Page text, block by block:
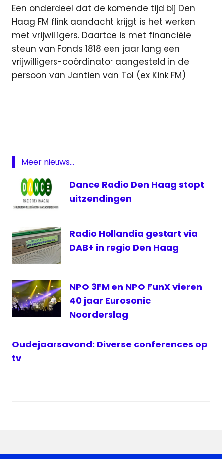
Een onderdeel dat de komende tijd bij Den
Haag FM flink aandacht krijgt is het werken
met vrijwilligers. Daartoe is met financiële
steun van Fonds 1818 een jaar lang een
vrijwilligers-coördinator aangesteld in de
persoon van Jantien van Tol (ex Kink FM)
FunX
omroep
Omroep
West
Meer nieuws...
Dance Radio Den Haag stopt
uitzendingen
Radio Hollandia gestart via
DAB+ in regio Den Haag
NPO 3FM en NPO FunX vieren
40 jaar Eurosonic
Noorderslag
Oudejaarsavond: Diverse conferences op
tv